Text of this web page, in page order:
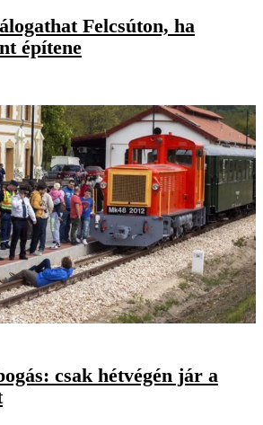
Felcsúton, ha
építene
csak hétvégén jár a